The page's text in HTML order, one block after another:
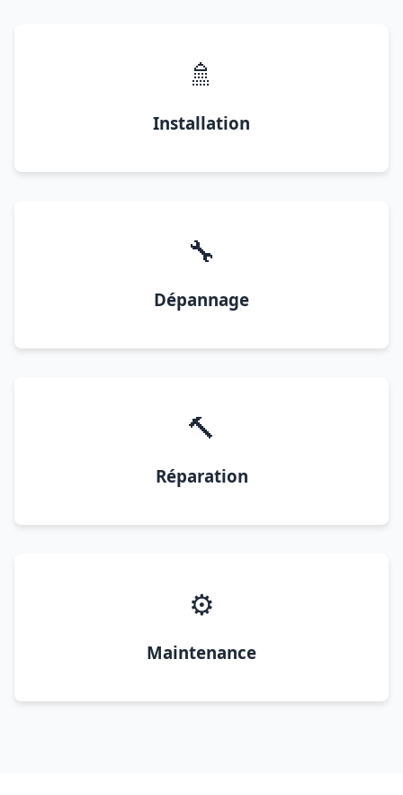
🚿
Installation
🔧
Dépannage
🔨
Réparation
⚙️
Maintenance